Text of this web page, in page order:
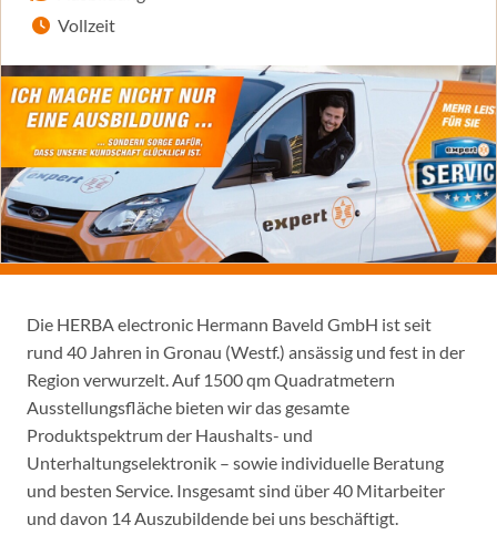
Vollzeit
Die HERBA electronic Hermann Baveld GmbH ist seit
rund 40 Jahren in Gronau (Westf.) ansässig und fest in der
Region verwurzelt. Auf 1500 qm Quadratmetern
Ausstellungsfläche bieten wir das gesamte
Produktspektrum der Haushalts- und
Unterhaltungselektronik – sowie individuelle Beratung
und besten Service. Insgesamt sind über 40 Mitarbeiter
und davon 14 Auszubildende bei uns beschäftigt.